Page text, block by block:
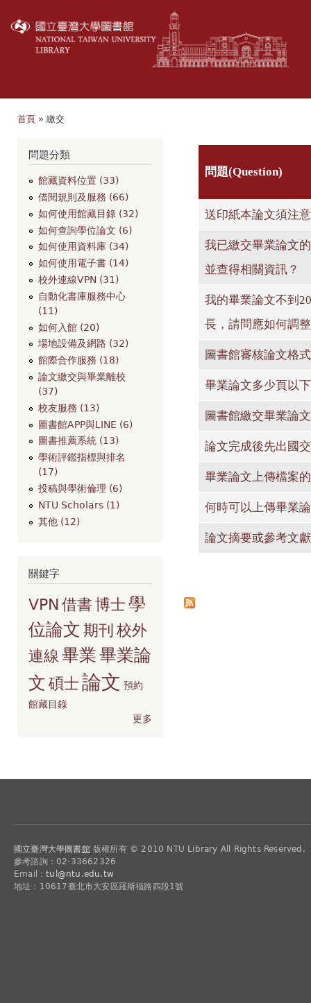
首頁 » 繳交
問題分類
館藏資料位置 (33)
借閱規則及服務 (66)
如何使用館藏目錄 (32)
如何查詢學位論文 (6)
如何使用資料庫 (34)
如何使用電子書 (14)
校外連線VPN (31)
自動化書庫服務中心
(11)
如何入館 (20)
場地設備及網路 (32)
館際合作服務 (18)
論文繳交與畢業離校
(37)
校友服務 (13)
圖書館APP與LINE (6)
圖書推薦系統 (13)
學術評鑑指標與排名
(17)
投稿與學術倫理 (6)
NTU Scholars (1)
其他 (12)
關鍵字
VPN借書博士學
位論文 期刊 校外
連線 畢業畢業論
文 碩士論文 預約
館藏目錄
更多
問題(Question)
送印紙本論文須注
我已繳交畢業論文
並查得相關資訊？
我的畢業論文不到
長，請問應如何調
圖書館審核論文格
畢業論文多少頁以
圖書館繳交畢業論
論文完成後先出國
畢業論文上傳檔案
何時可以上傳畢業
論文摘要或參考文
國立臺灣大學圖書館版權所有 © 2010 NTU Library All Rights Reserved.
參考諮詢：02-33662326
Email：tul@ntu.edu.tw
地址：10617臺北市大安區羅斯福路四段1號